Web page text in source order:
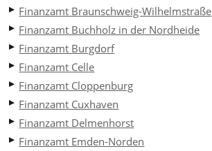
Finanzamt Braunschweig-Wilhelmstraße
Finanzamt Buchholz in der Nordheide
Finanzamt Burgdorf
Finanzamt Celle
Finanzamt Cloppenburg
Finanzamt Cuxhaven
Finanzamt Delmenhorst
Finanzamt Emden-Norden